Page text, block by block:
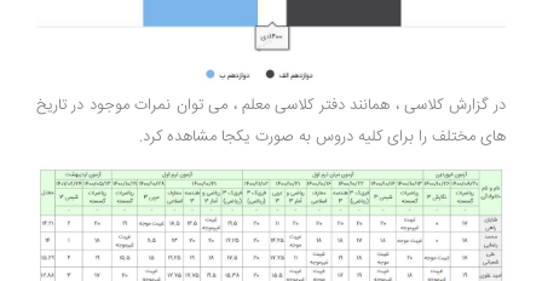
در گزارش کلاسی ، همانند دفتر کلاسی معلم ، می توان نمرات موجود در تاریخ
های مختلف را برای کلیه دروس به صورت یکجا مشاهده کرد.